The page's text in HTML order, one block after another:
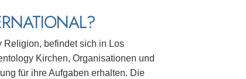
Religion, befindet sich in Los
Kirchen, Organisationen und
für ihre Aufgaben erhalten. Die